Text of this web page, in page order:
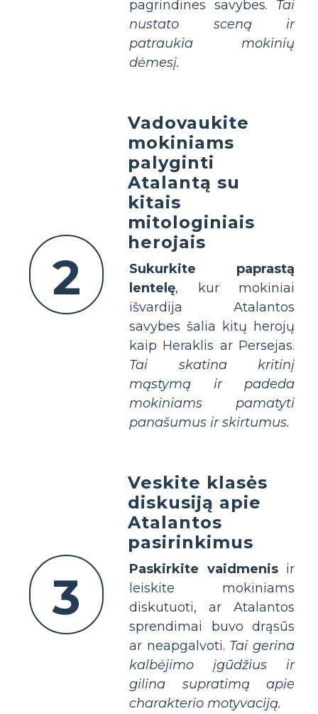
pagrindines savybes. Tai
nustato sceną ir
patraukia mokinių
dėmesį.
2
Vadovaukite
mokiniams
palyginti
Atalantą su
kitais
mitologiniais
herojais
Sukurkite paprastą
lentelę, kur mokiniai
išvardija Atalantos
savybes šalia kitų herojų
kaip Heraklis ar Persejas.
Tai skatina kritinį
mąstymą ir padeda
mokiniams pamatyti
panašumus ir skirtumus.
3
Veskite klasės
diskusiją apie
Atalantos
pasirinkimus
Paskirkite vaidmenisir
leiskite mokiniams
diskutuoti, ar Atalantos
sprendimai buvo drąsūs
ar neapgalvoti. Tai gerina
kalbėjimo įgūdžius ir
gilina supratimą apie
charakterio motyvaciją.